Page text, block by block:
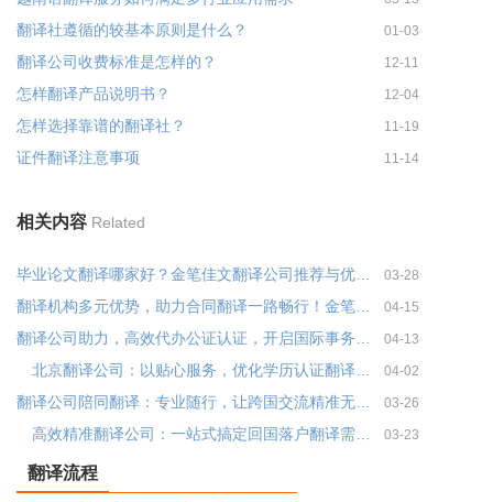
翻译社遵循的较基本原则是什么？ 01-03
翻译公司收费标准是怎样的？ 12-11
怎样翻译产品说明书？ 12-04
怎样选择靠谱的翻译社？ 11-19
证件翻译注意事项 11-14
相关内容 Related
03-28
04-15
04-13
04-02
03-26
03-23
翻译流程